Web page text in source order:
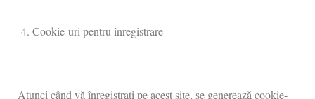
Cookie-uri pentru înregistrare
Atunci când vă înregistrați pe acest site, se generează cookie-